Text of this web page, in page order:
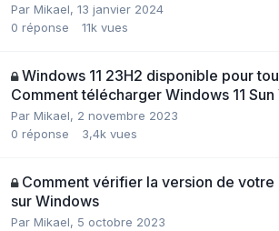
Par Mikael, 13 janvier 2024
0 réponse 11k vues
Windows 11 23H2 disponible pour
Comment télécharger Windows 11 Sun
Par Mikael, 2 novembre 2023
0 réponse 3,4k vues
Comment vérifier la version de votre
sur Windows
Par Mikael, 5 octobre 2023